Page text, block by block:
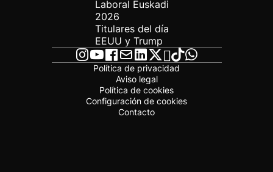
Laboral Euskadi
2026
Titulares del día
EEUU y Trump
Política de privacidad
Aviso legal
Política de cookies
Configuración de cookies
Contacto